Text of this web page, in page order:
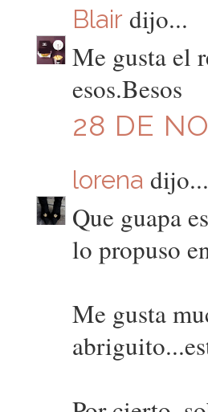
Blair dijo...
Me gusta el
esos.Besos
28 DE
lorena dijo...
Que guapa
lo propuso
Me gusta